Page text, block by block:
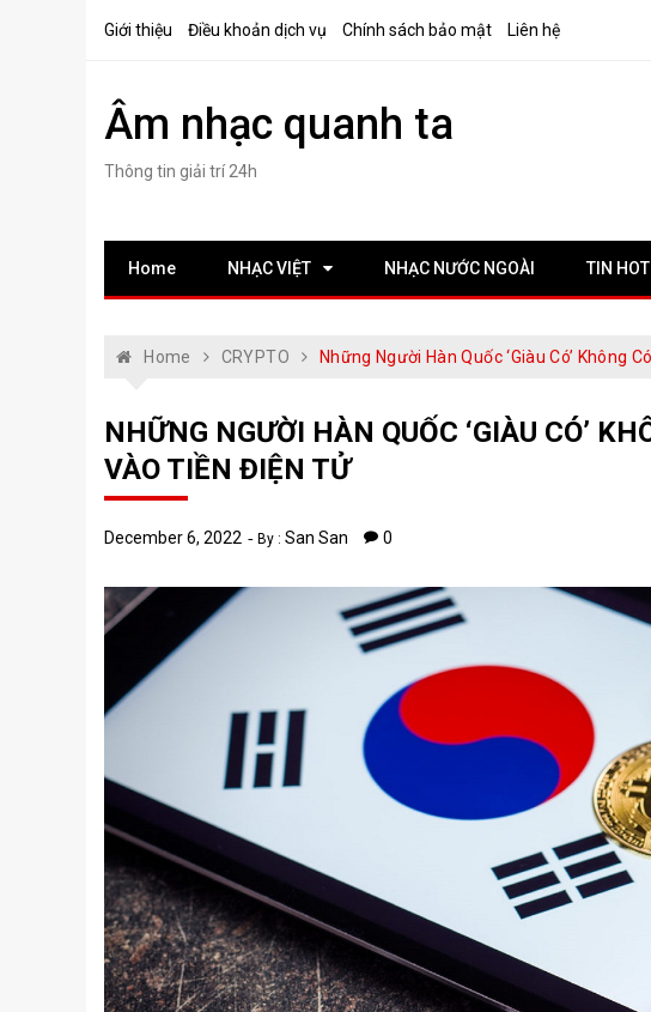
Giới thiệu Điều khoản dịch vụ Chính sách bảo mật Liên hệ
Âm nhạc quanh ta
Thông tin giải trí 24h
Home NHẠC VIỆT NHẠC NƯỚC NGOÀI TIN HOT
Home CRYPTO Những Người Hàn Quốc ‘giàu Có’ Không
NHỮNG NGƯỜI HÀN QUỐC ‘GIÀU CÓ’
VÀO TIỀN ĐIỆN TỬ
December 6, 2022 By : San San 0